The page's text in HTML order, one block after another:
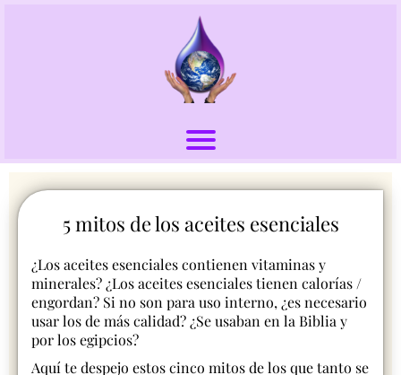
5 mitos de los aceites esenciales
¿Los aceites esenciales contienen vitaminas y
minerales? ¿Los aceites esenciales tienen calorías /
engordan? Si no son para uso interno, ¿es necesario
usar los de más calidad? ¿Se usaban en la Biblia y
por los egipcios?
Aquí te despejo estos cinco mitos de los que tanto se